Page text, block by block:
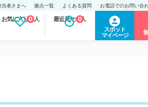
当者さまへ 拠点一覧 よくある質問 お電話でのお問い合
お気に入り求人
0 最近見た求人
0
スポット
マイページ